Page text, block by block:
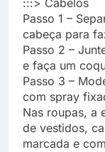
Passo 1 –
cabeça para
Passo 2 –
e faça um
Passo 3 –
com spray
Nas roupas, a
de vestidos,
marcada e